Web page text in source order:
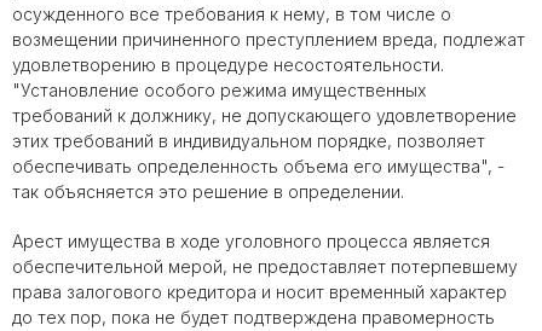
осужденного все требования к нему, в том числе о
возмещении причиненного преступлением вреда, подлежат
удовлетворению в процедуре несостоятельности.
"Установление особого режима имущественных
требований к должнику, не допускающего удовлетворение
этих требований в индивидуальном порядке, позволяет
обеспечивать определенность объема его имущества", -
так объясняется это решение в определении.
Арест имущества в ходе уголовного процесса является
обеспечительной мерой, не предоставляет потерпевшему
права залогового кредитора и носит временный характер
до тех пор, пока не будет подтверждена правомерность